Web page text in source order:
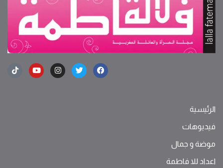
الرئيسية
فيديوهات
موضة ‫و‬ ‫‬‫جمال‬
اعداد للا فاطمة